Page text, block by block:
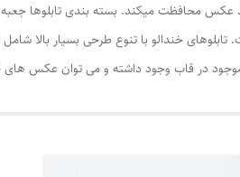
محافظت میکند. بسته بندی تابلوها
خندالو با تنوع طرحی بسیار بالا شامل
قاب وجود داشته و می توان عکس های